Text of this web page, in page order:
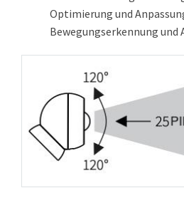
Optimierung und
Bewegungserkennung